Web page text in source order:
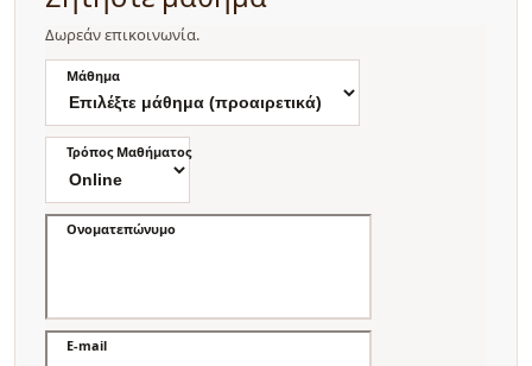
Δωρεάν επικοινωνία.
Μάθημα
Τρόπος Μαθήματος
Ονοματεπώνυμο
E-mail